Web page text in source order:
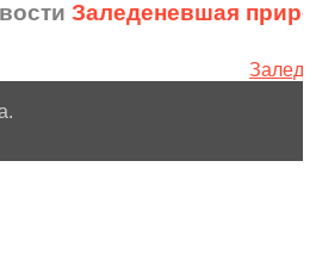
Заледеневшая